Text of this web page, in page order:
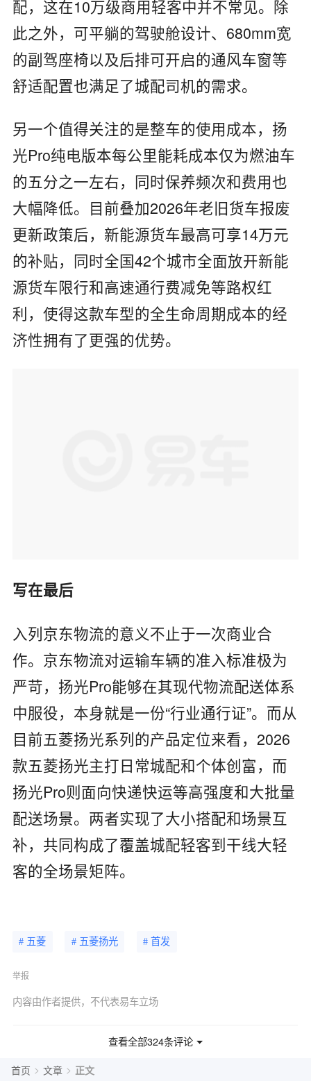
配，这在10万级商用轻客中并不常见。除
此之外，可平躺的驾驶舱设计、680mm宽
的副驾座椅以及后排可开启的通风车窗等
舒适配置也满足了城配司机的需求。
另一个值得关注的是整车的使用成本，扬
光Pro纯电版本每公里能耗成本仅为燃油车
的五分之一左右，同时保养频次和费用也
大幅降低。目前叠加2026年老旧货车报废
更新政策后，新能源货车最高可享14万元
的补贴，同时全国42个城市全面放开新能
源货车限行和高速通行费减免等路权红
利，使得这款车型的全生命周期成本的经
济性拥有了更强的优势。
写在最后
入列京东物流的意义不止于一次商业合
作。京东物流对运输车辆的准入标准极为
严苛，扬光Pro能够在其现代物流配送体系
中服役，本身就是一份“行业通行证”。而从
目前五菱扬光系列的产品定位来看，2026
款五菱扬光主打日常城配和个体创富，而
扬光Pro则面向快递快运等高强度和大批量
配送场景。两者实现了大小搭配和场景互
补，共同构成了覆盖城配轻客到干线大轻
客的全场景矩阵。
# 五菱 # 五菱扬光 # 首发
举报
内容由作者提供，不代表易车立场
查看全部324条评论
首页 > 文章 > 正文